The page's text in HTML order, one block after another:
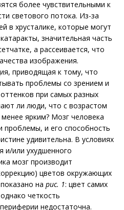
более чувствительными к
светового потока. Из-за
в хрусталике, которые могут
значительная часть
а рассеивается, что
изображения.
приводящая к тому, что
проблемы со зрением и
при самых разных
ли люди, что с возрастом
ярким? Мозг человека
проблемы, и его способность
удивительна. В условиях
и/или ухудшенного
мозг производит
цветов окружающих
на рис. 1: цвет самих
четкость
недостаточна.